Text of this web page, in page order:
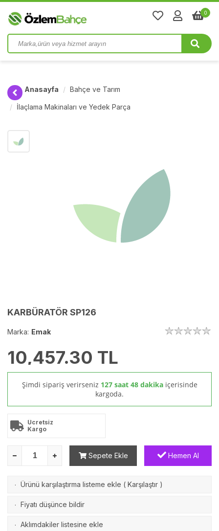
0
Anasayfa Bahçe ve Tarım
İlaçlama Makinaları ve Yedek Parça
KARBÜRATÖR SP126
Marka: Emak
10,457.30 TL
Şimdi sipariş verirseniz 127 saat 48 dakika içerisinde
kargoda.
Ücretsiz
Kargo
Sepete Ekle Hemen Al
· Ürünü karşılaştırma listeme ekle ( Karşılaştır )
· Fiyatı düşünce bildir
· Aklımdakiler listesine ekle